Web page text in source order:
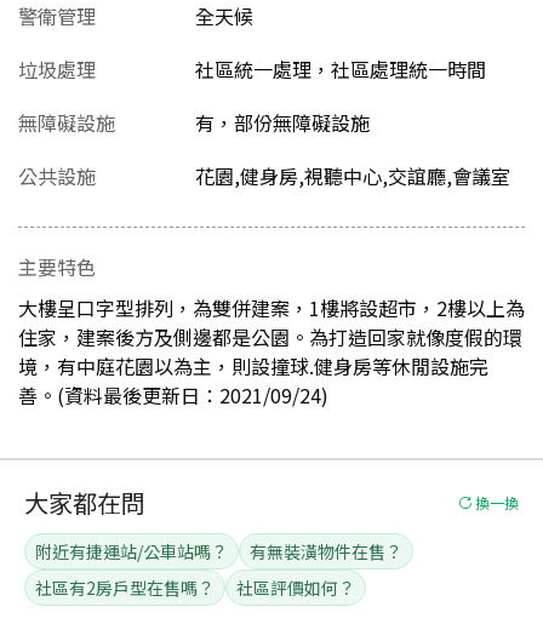
警衛管理
全天候
垃圾處理
社區統一處理，社區處理統一時間
無障礙設施
有，部份無障礙設施
公共設施
花園,健身房,視聽中心,交誼廳,會議室
主要特色
大樓呈口字型排列，為雙併建案，1樓將設超市，2樓以上為
住家，建案後方及側邊都是公園。為打造回家就像度假的環
境，有中庭花園以為主，則設撞球.健身房等休閒設施完
善。(資料最後更新日：2021/09/24)
大家都在問 換一換
附近有捷運站/公車站嗎？
有無裝潢物件在售？
社區有2房戶型在售嗎？
社區評價如何？